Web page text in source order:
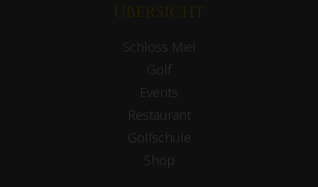
Übersicht
Schloss Miel
Golf
Events
Restaurant
Golfschule
Shop